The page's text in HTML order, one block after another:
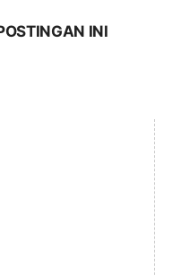
INI